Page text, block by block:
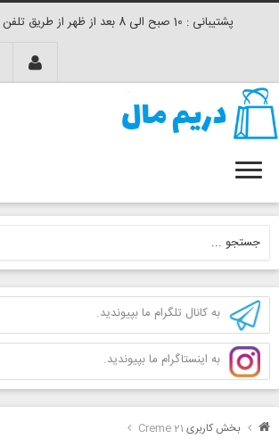
پشتیبانی : 10 صبح الی 8 بعد از ظهر از طریق تلفن 09039576277
به کانال تلگرام ما بپیوندید.
به اینستاگرام ما بپیوندید.
بخش کاربری Creme 21